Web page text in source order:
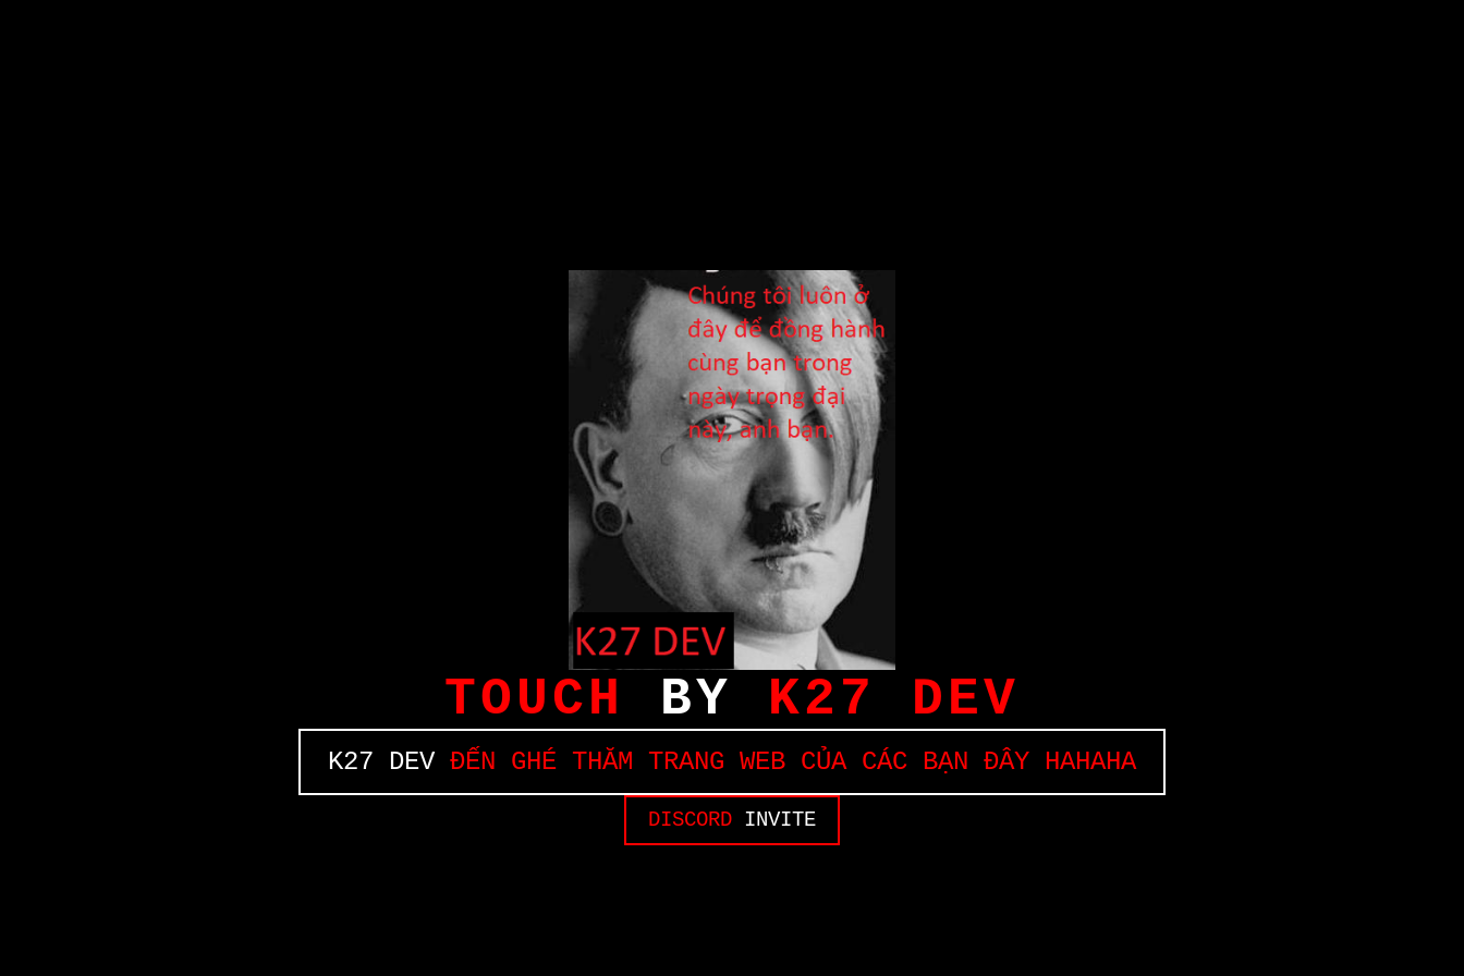
TOUCH BY K27 DEV
K27 DEVĐẾN GHÉ THĂM TRANG WEB CỦA CÁC BẠN ĐÂY HAHAHA
DISCORD INVITE